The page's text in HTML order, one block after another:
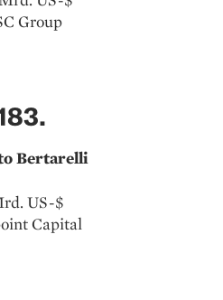
Group
Bertarelli
US-$
Capital